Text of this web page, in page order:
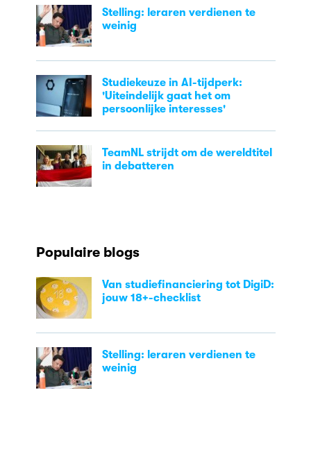
Stelling: leraren verdienen te
weinig
Studiekeuze in AI-tijdperk:
'Uiteindelijk gaat het om
persoonlijke interesses'
TeamNL strijdt om de wereldtitel
in debatteren
Populaire blogs
Van studiefinanciering tot DigiD:
jouw 18+-checklist
Stelling: leraren verdienen te
weinig